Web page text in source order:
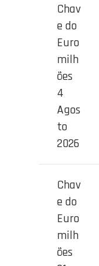
Chav
e do
Euro
milh
ões
4
Agos
to
2026
Chav
e do
Euro
milh
ões